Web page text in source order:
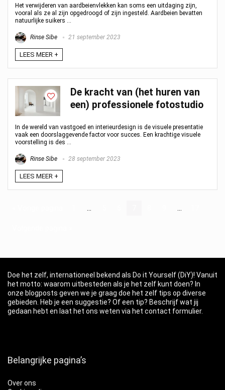
Het verwijderen van aardbeienvlekken kan soms een uitdaging zijn,
vooral als ze al zijn opgedroogd of zijn ingesteld. Aardbeien bevatten
natuurlijke suikers ...
Rinse Sibe 21 september 2023
LEES MEER +
De kracht van (het huren van
een) professionele fotostudio
In de wereld van vastgoed en interieurdesign is de visuele presentatie
vaak een doorslaggevende factor voor succes. Een krachtige visuele
voorstelling is des ...
Rinse Sibe 28 september 2023
LEES MEER +
Doe het zelf, internationeel bekend als Do it Yourself (DiY)! Vanuit
het motto: waarom uitbesteden als je het zelf kunt doen? In
onze blogposts geven we je graag doe het zelf tips op diverse
gebieden. Heb je een suggestie? Of een tip? Beschrijf wat jij
gedaan hebt en laat het ons weten via het contact formulier.
Belangrijke pagina’s
Over ons